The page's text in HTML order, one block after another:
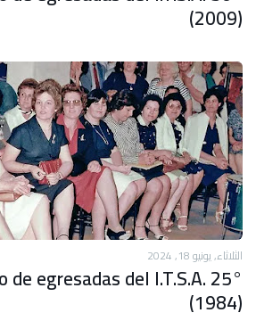
(2009)
الثلاثاء, يونيو 18, 2024
de egresadas del I.T.S.A.
(1984)